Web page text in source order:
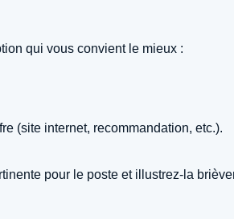
qui vous convient le mieux :
(site internet, recommandation, etc.).
pour le poste et illustrez-la